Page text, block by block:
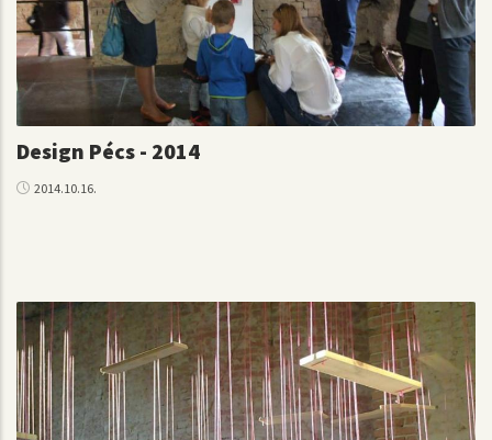
Design Pécs - 2014
2014.10.16.